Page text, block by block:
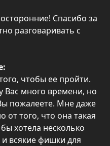
Спасибо за
разговаривать с
чтобы ее пройти.
Вас много времени, но
пожалеете. Мне даже
от того, что она такая
хотела несколько
всякие фишки для